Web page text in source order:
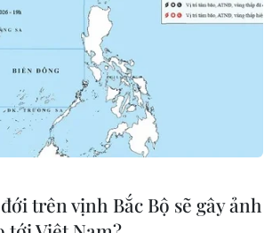
Tri thức Việt Nam
Zealand
2026: Trải nghiệm
trên vịnh Bắc Bộ sẽ gây ảnh